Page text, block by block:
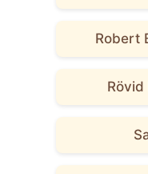
Robert